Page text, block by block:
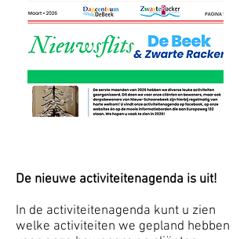
De nieuwe activiteitenagenda is uit!
In de activiteitenagenda kunt u zien
welke activiteiten we gepland hebben